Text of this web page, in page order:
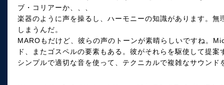
ブ・コリアーか、、、
楽器のように声を操るし、ハーモニーの知識があります。
しまうんだ。
MAROもだけど、彼らの声のトーンが素晴らしいですね。
ド、またゴスペルの要素もある。彼がそれらを駆使して提
シンプルで適切な音を使って、テクニカルで複雑なサウンド